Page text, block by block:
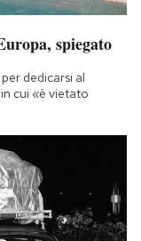
spiegato
dedicarsi al
cui «è vietato